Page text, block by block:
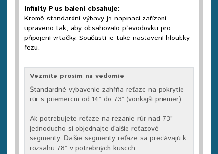
Infinity Plus balení obsahuje:
Kromě standardní výbavy je napínací zařízení
upraveno tak, aby obsahovalo převodovku pro
připojení vrtačky. Součástí je také nastavení hloubky
řezu.
Vezmite prosím na vedomie
Štandardné vybavenie zahŕňa reťaze na pokrytie
rúr s priemerom od 14” do 73” (vonkajší priemer).
Ak potrebujete reťaze na rezanie rúr nad 73”
jednoducho si objednajte ďalšie reťazové
segmenty. Ďalšie segmenty reťaze sa predávajú k
rozsahu 78” v potrebných kusoch.